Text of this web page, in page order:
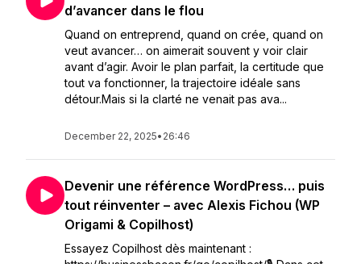
d’avancer dans le flou
Quand on entreprend, quand on crée, quand on
veut avancer… on aimerait souvent y voir clair
avant d’agir. Avoir le plan parfait, la certitude que
tout va fonctionner, la trajectoire idéale sans
détour.Mais si la clarté ne venait pas ava...
December 22, 2025• 26:46
Devenir une référence WordPress… puis
tout réinventer – avec Alexis Fichou (WP
Origami & Copilhost)
Essayez Copilhost dès maintenant :